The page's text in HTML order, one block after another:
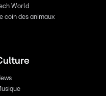
World
coin des animaux